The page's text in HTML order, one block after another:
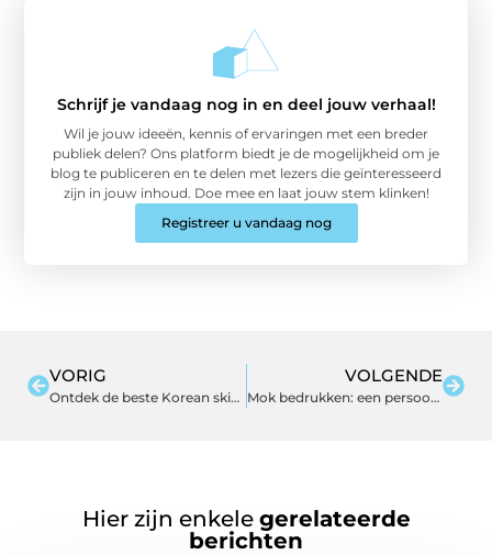
Schrijf je vandaag nog in en deel jouw verhaal!
Wil je jouw ideeën, kennis of ervaringen met een breder
publiek delen? Ons platform biedt je de mogelijkheid om je
blog te publiceren en te delen met lezers die geïnteresseerd
zijn in jouw inhoud. Doe mee en laat jouw stem klinken!
Registreer u vandaag nog
VORIG
Ontdek de beste Korean skincare merken voor een stralende huid
VOLGENDE
Mok bedrukken: een persoonlijk en praktisch geschenk
Hier zijn enkele gerelateerde
berichten